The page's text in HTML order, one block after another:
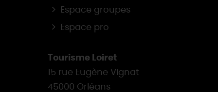
Espace groupes
Espace pro
Tourisme Loiret
15 rue Eugène Vignat
45000 Orléans